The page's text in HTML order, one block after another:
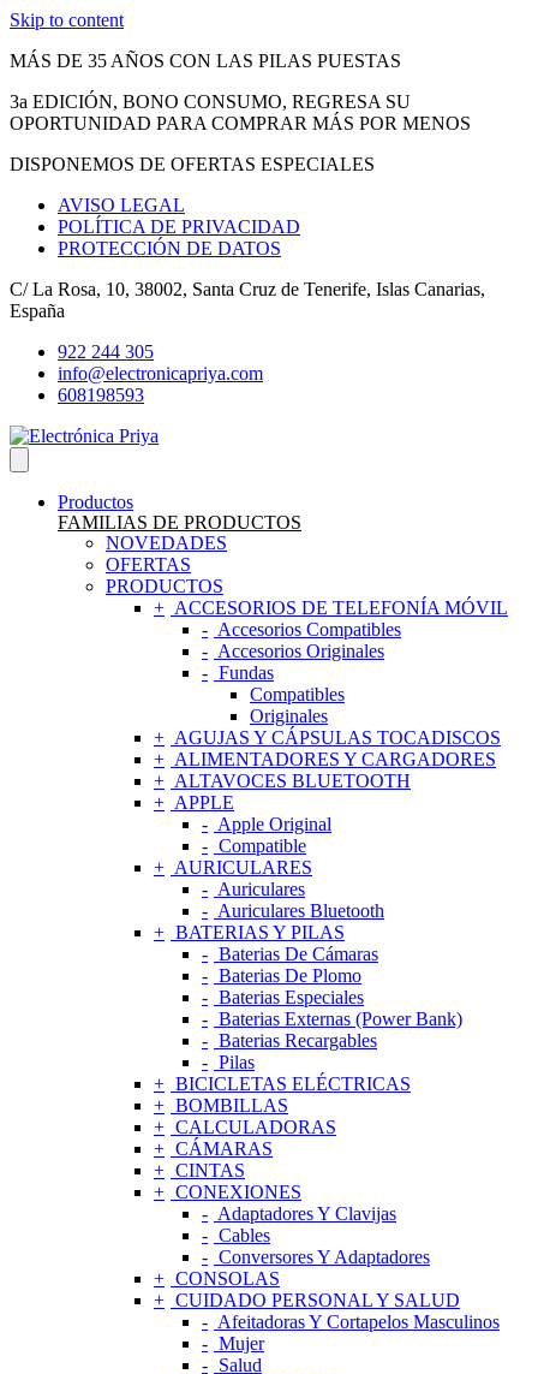
Skip to content
MÁS DE 35 AÑOS CON LAS PILAS PUESTAS
3a EDICIÓN, BONO CONSUMO, REGRESA SU
OPORTUNIDAD PARA COMPRAR MÁS POR MENOS
DISPONEMOS DE OFERTAS ESPECIALES
AVISO LEGAL
POLÍTICA DE PRIVACIDAD
PROTECCIÓN DE DATOS
C/ La Rosa, 10, 38002, Santa Cruz de Tenerife, Islas Canarias,
España
922 244 305
info@electronicapriya.com
608198593
Productos
FAMILIAS DE PRODUCTOS
NOVEDADES
OFERTAS
PRODUCTOS
ACCESORIOS DE TELEFONÍA MÓVIL
Accesorios Compatibles
Accesorios Originales
Fundas
Compatibles
Originales
AGUJAS Y CÁPSULAS TOCADISCOS
ALIMENTADORES Y CARGADORES
ALTAVOCES BLUETOOTH
APPLE
Apple Original
Compatible
AURICULARES
Auriculares
Auriculares Bluetooth
BATERIAS Y PILAS
Baterias De Cámaras
Baterias De Plomo
Baterias Especiales
Baterias Externas (Power Bank)
Baterias Recargables
Pilas
BICICLETAS ELÉCTRICAS
BOMBILLAS
CALCULADORAS
CÁMARAS
CINTAS
CONEXIONES
Adaptadores Y Clavijas
Cables
Conversores Y Adaptadores
CONSOLAS
CUIDADO PERSONAL Y SALUD
Afeitadoras Y Cortapelos Masculinos
Mujer
Salud